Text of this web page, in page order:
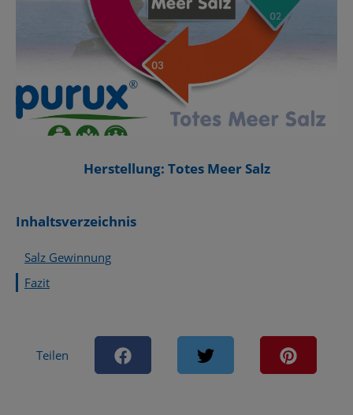
Herstellung: Totes Meer Salz
Inhaltsverzeichnis
Salz Gewinnung
Fazit
Teilen